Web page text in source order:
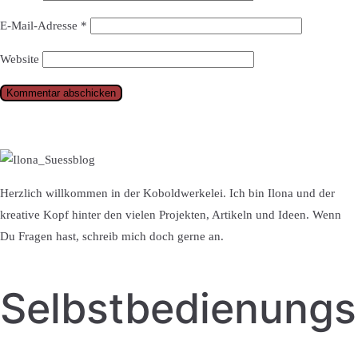
E-Mail-Adresse *
Website
Herzlich willkommen in der Koboldwerkelei. Ich bin Ilona und der
kreative Kopf hinter den vielen Projekten, Artikeln und Ideen. Wenn
Du Fragen hast, schreib mich doch gerne an.